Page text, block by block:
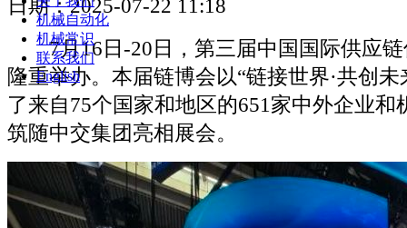
机械自动化
机械常识
联系我们
English
日期：2025-07-22 11:18
7月16日-20日，第三届中国国际供应链
隆重举办。本届链博会以“链接世界·共创
了来自75个国家和地区的651家中外企业和
筑随中交集团亮相展会。